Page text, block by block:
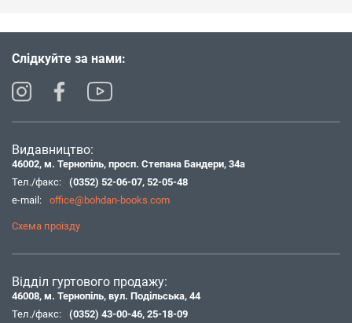
Слідкуйте за нами:
Видавництво:
46002, м. Тернопіль, просп. Степана Бандери, 34а
Тел./факс:
(0352) 52-06-07, 52-05-48
e-mail:
office@bohdan-books.com
Схема проїзду
Відділ гуртового продажу:
46008, м. Тернопіль, вул. Подільська, 44
Тел./факс:
(0352) 43-00-46, 25-18-09